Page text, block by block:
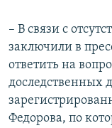
– В связи с
заключили в
ответить на
доследственных
Федорова, по